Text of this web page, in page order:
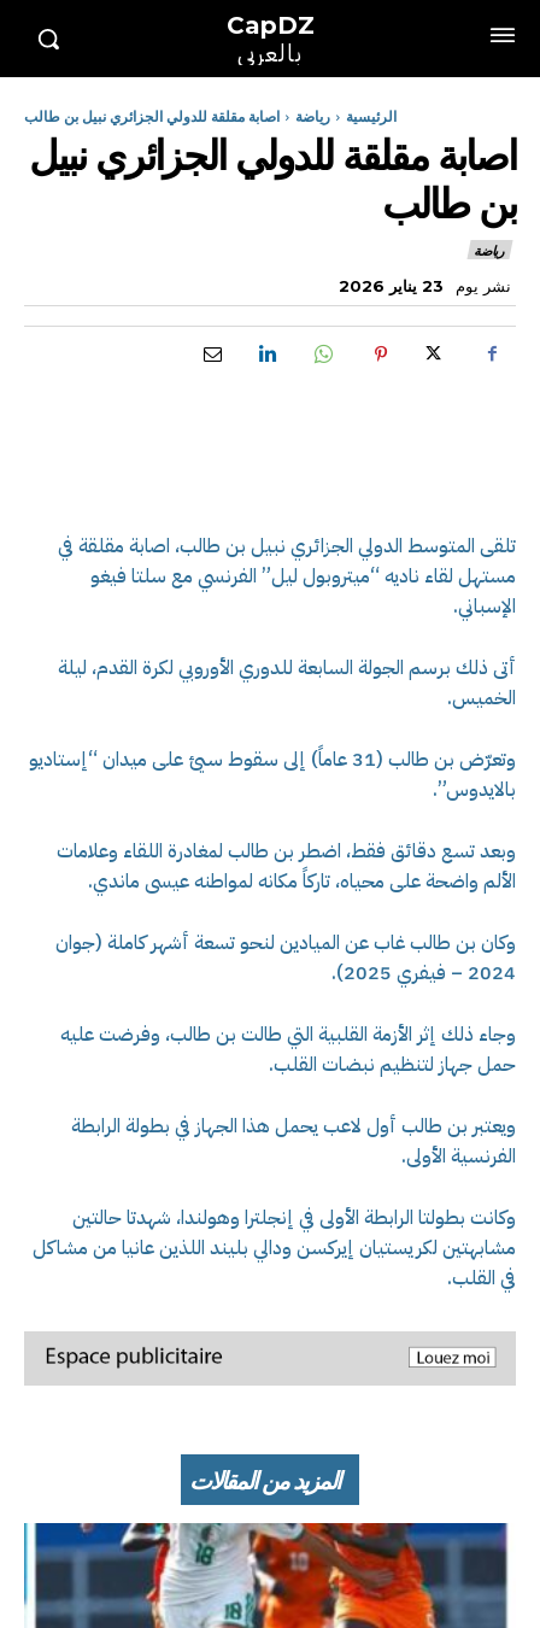
CapDZ
بالعربي
الرئيسية رياضة اصابة مقلقة للدولي الجزائري نبيل بن طالب
اصابة مقلقة للدولي الجزائري نبيل
بن طالب
رياضة
نشر يوم 23 يناير 2026
تلقى المتوسط الدولي الجزائري نبيل بن طالب، اصابة مقلقة في
مستهل لقاء ناديه “ميتروبول ليل” الفرنسي مع سلتا فيغو
الإسباني.
أتى ذلك برسم الجولة السابعة للدوري الأوروبي لكرة القدم، ليلة
الخميس.
وتعرّض بن طالب (31 عاماً) إلى سقوط سيئ على ميدان “إستاديو
بالايدوس”.
وبعد تسع دقائق فقط، اضطر بن طالب لمغادرة اللقاء وعلامات
الألم واضحة على محياه، تاركاً مكانه لمواطنه عيسى ماندي.
وكان بن طالب غاب عن الميادين لنحو تسعة أشهر كاملة (جوان
2024 – فيفري 2025).
وجاء ذلك إثر الأزمة القلبية التي طالت بن طالب، وفرضت عليه
حمل جهاز لتنظيم نبضات القلب.
ويعتبر بن طالب أول لاعب يحمل هذا الجهاز في بطولة الرابطة
الفرنسية الأولى.
وكانت بطولتا الرابطة الأولى في إنجلترا وهولندا، شهدتا حالتين
مشابهتين لكريستيان إيركسن ودالي بليند اللذين عانيا من مشاكل
في القلب.
المزيد من المقالات